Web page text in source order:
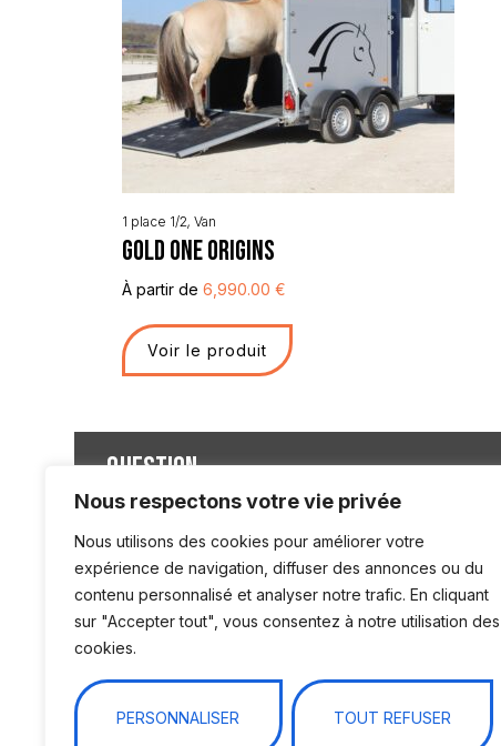
Nous respectons votre vie privée
Nous utilisons des cookies pour améliorer votre
expérience de navigation, diffuser des annonces ou du
contenu personnalisé et analyser notre trafic. En cliquant
sur "Accepter tout", vous consentez à notre utilisation des
cookies.
PERSONNALISER TOUT REFUSER
1 place 1/2, Van
GOLD ONE ORIGINS
À partir de 6,990.00 €
Voir le produit
QUESTION
S
Nous sommes à votre écoute. Une
Une recommandation ?
Pour professionnels et
particuliers. Nous vous
INFORMATIONS
Choisir Cheval